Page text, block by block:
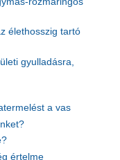
élethosszig tartó
gyulladásra,
a vas
értelme